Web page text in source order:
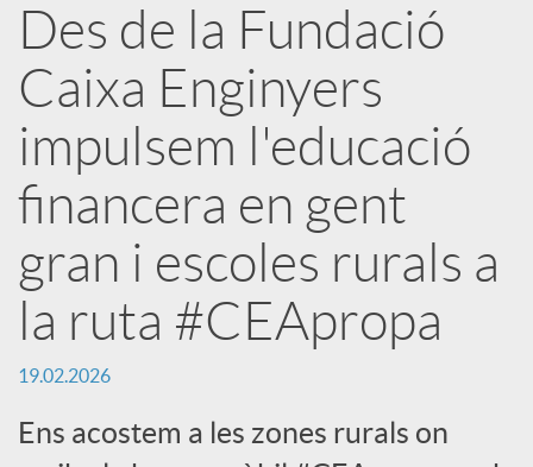
u
b
l
i
c
a
Des de la Fundació
Caixa Enginyers
impulsem l'educació
financera en gent
gran i escoles rurals a
la ruta #CEApropa
19.02.2026
Ens acostem a les zones rurals on